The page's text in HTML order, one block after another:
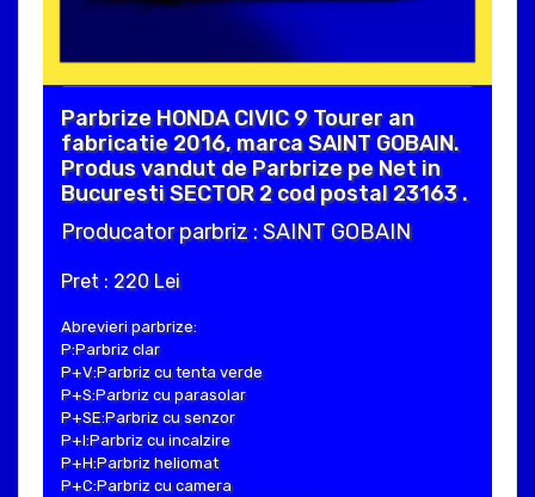
Parbrize HONDA CIVIC 9 Tourer an
fabricatie 2016, marca SAINT GOBAIN.
Produs vandut de Parbrize pe Net in
Bucuresti SECTOR 2 cod postal 23163 .
Producator parbriz : SAINT GOBAIN
Pret : 220 Lei
Abrevieri parbrize:
P:Parbriz clar
P+V:Parbriz cu tenta verde
P+S:Parbriz cu parasolar
P+SE:Parbriz cu senzor
P+I:Parbriz cu incalzire
P+H:Parbriz heliomat
P+C:Parbriz cu camera